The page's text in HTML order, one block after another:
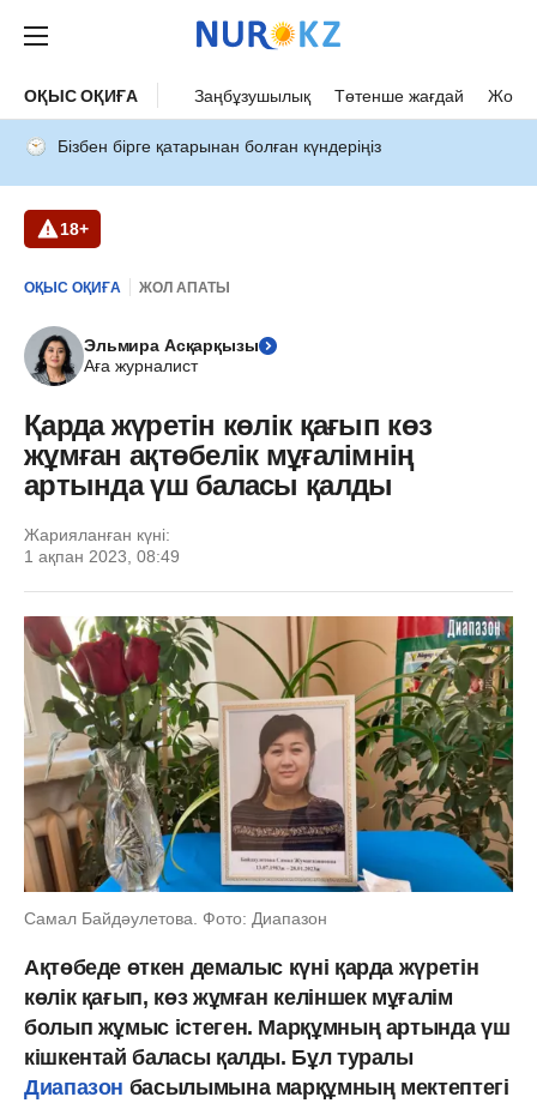
ОҚЫС ОҚИҒА Заңбұзушылық Төтенше жағдай Жол
Бізбен бірге қатарынан болған күндеріңіз
18+
ОҚЫС ОҚИҒА ЖОЛ АПАТЫ
Эльмира Асқарқызы
Аға журналист
Қарда жүретін көлік қағып көз
жұмған ақтөбелік мұғалімнің
артында үш баласы қалды
Жарияланған күні:
1 ақпан 2023, 08:49
Самал Байдәулетова. Фото: Диапазон
Ақтөбеде өткен демалыс күні қарда жүретін
көлік қағып, көз жұмған келіншек мұғалім
болып жұмыс істеген. Марқұмның артында үш
кішкентай баласы қалды. Бұл туралы
Диапазон басылымына марқұмның мектептегі